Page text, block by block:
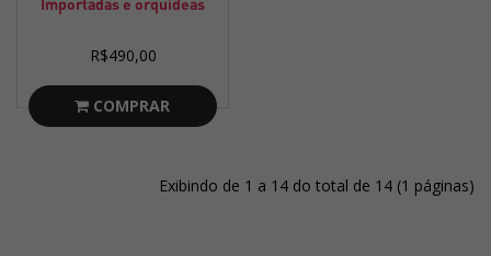
R$490,00
COMPRAR
Exibindo de 1 a 14 do total de 14 (1 páginas)